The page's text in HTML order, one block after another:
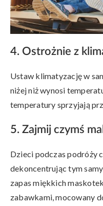
4. Ostrożnie z
Ustaw klimatyzację w
niżej niż wynosi
temperatury sprzyjają
5. Zajmij czymś
Dzieci podczas podróży
dekoncentrując tym
zapas miękkich
zabawkami, mocowany